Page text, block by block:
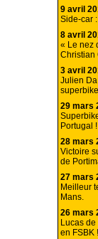
9 avril
Side-car
8 avril
« Le nez
Christian
3 avril
Julien
29 mars
Portugal !
28 mars
Victoire
de
27 mars
Meilleur
Mans.
26 mars
Lucas
en FSBK !